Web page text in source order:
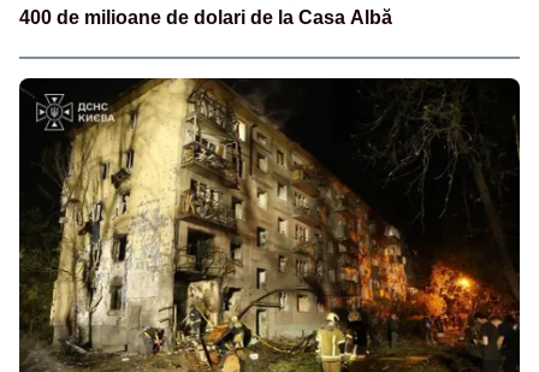
400 de milioane de dolari de la Casa Albă